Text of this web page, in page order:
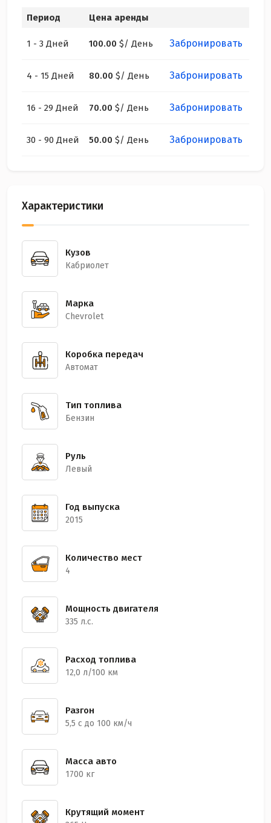
Период Цена аренды
1 - 3 Дней 100.00 $/ День Забронировать
4 - 15 Дней 80.00 $/ День Забронировать
16 - 29 Дней 70.00 $/ День Забронировать
30 - 90 Дней 50.00 $/ День Забронировать
Характеристики
Кузов
Кабриолет
Марка
Chevrolet
Коробка передач
Автомат
Тип топлива
Бензин
Руль
Левый
Год выпуска
2015
Количество мест
4
Мощность двигателя
335 л.с.
Расход топлива
12,0 л/100 км
Разгон
5,5 с до 100 км/ч
Масса авто
1700 кг
Крутящий момент